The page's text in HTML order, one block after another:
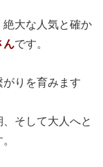
大な人気と確か
んです。
りを育みます
そして大人へと